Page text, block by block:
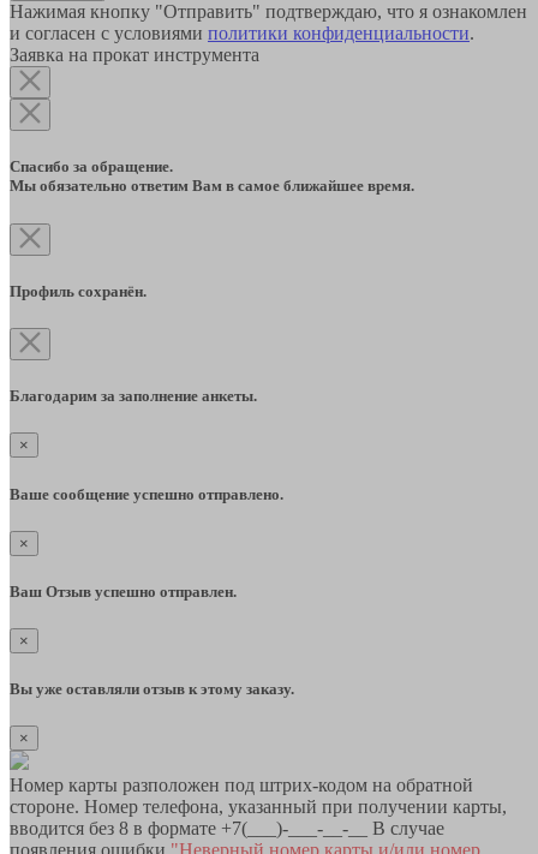
Нажимая кнопку "Отправить" подтверждаю, что я ознакомлен
и согласен с условиями политики конфиденциальности.
Заявка на прокат инструмента
Спасибо за обращение.
Мы обязательно ответим Вам в самое ближайшее время.
Профиль сохранён.
Благодарим за заполнение анкеты.
×
Ваше сообщение успешно отправлено.
×
Ваш Отзыв успешно отправлен.
×
Вы уже оставляли отзыв к этому заказу.
×
Номер карты разположен под штрих-кодом на обратной
стороне. Номер телефона, указанный при получении карты,
вводится без 8 в формате +7(___)-___-__-__ В случае